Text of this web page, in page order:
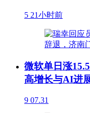
5 21小时前
微软单日涨
高增长与AI进
9 07.31